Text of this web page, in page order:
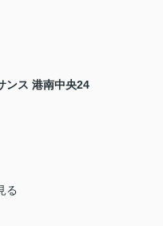
ンス 港南中央24
る